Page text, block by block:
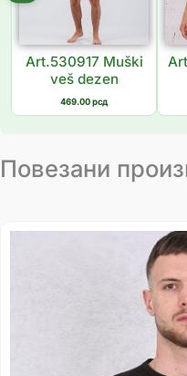
Art.530917 Muški
veš dezen
469.00рсд
Повезани